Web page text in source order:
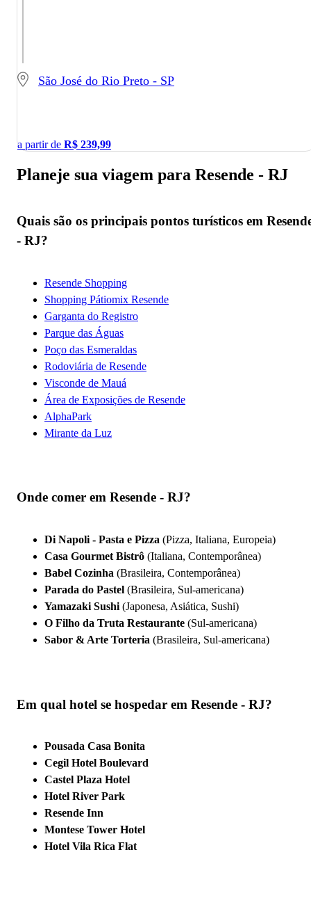
São José do Rio Preto - SP
a partir de R$ 239,99
Planeje sua viagem para Resende - RJ
Quais são os principais pontos turísticos em
- RJ?
Resende Shopping
Shopping Pátiomix Resende
Garganta do Registro
Parque das Águas
Poço das Esmeraldas
Rodoviária de Resende
Visconde de Mauá
Área de Exposições de Resende
AlphaPark
Mirante da Luz
Onde comer em Resende - RJ?
Di Napoli - Pasta e Pizza (Pizza, Italiana, Europeia)
Casa Gourmet Bistrô (Italiana, Contemporânea)
Babel Cozinha (Brasileira, Contemporânea)
Parada do Pastel (Brasileira, Sul-americana)
Yamazaki Sushi (Japonesa, Asiática, Sushi)
O Filho da Truta Restaurante (Sul-americana)
Sabor & Arte Torteria (Brasileira, Sul-americana)
Em qual hotel se hospedar em Resende - RJ?
Pousada Casa Bonita
Cegil Hotel Boulevard
Castel Plaza Hotel
Hotel River Park
Resende Inn
Montese Tower Hotel
Hotel Vila Rica Flat